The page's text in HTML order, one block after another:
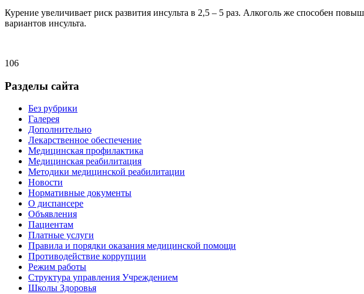
Курение увеличивает риск развития инсульта в 2,5 – 5 раз. Алкоголь же способен
вариантов инсульта.
106
Разделы сайта
Без рубрики
Галерея
Дополнительно
Лекарственное обеспечение
Медицинская профилактика
Медицинская реабилитация
Методики медицинской реабилитации
Новости
Нормативные документы
О диспансере
Объявления
Пациентам
Платные услуги
Правила и порядки оказания медицинской помощи
Противодействие коррупции
Режим работы
Структура управления Учреждением
Школы Здоровья